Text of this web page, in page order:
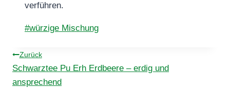
verführen.
Schlagworte:
#würzige Mischung
Beitragsnavigation
Zurück
Schwarztee Pu Erh Erdbeere – erdig und
ansprechend